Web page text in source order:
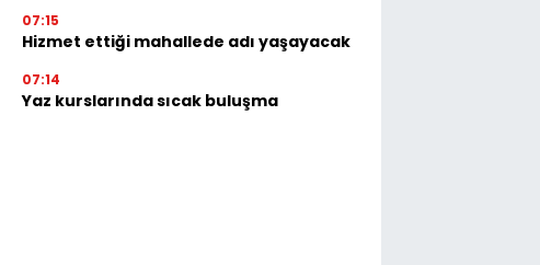
07:15
Hizmet ettiği mahallede adı yaşayacak
07:14
Yaz kurslarında sıcak buluşma